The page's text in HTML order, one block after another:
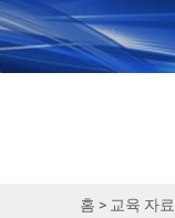
홈 >교육 자료